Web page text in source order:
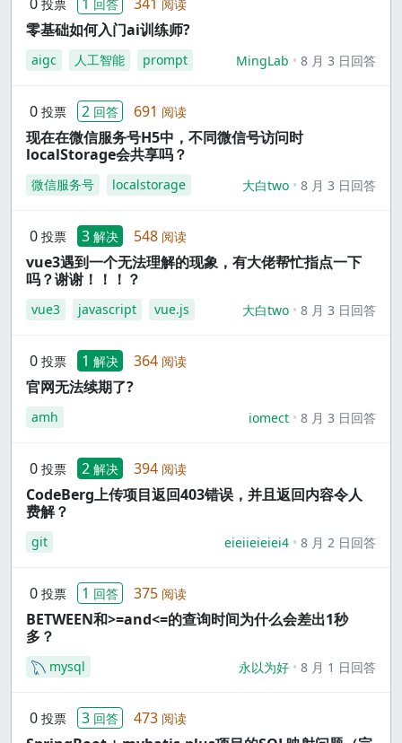
投票 回答 阅读
零基础如何入门ai训练师?
aigc 人工智能 prompt MingLab 8 月 3 日回答
0 投票 2 回答 691 阅读
现在在微信服务号H5中，不同微信号访问时
localStorage会共享吗？
微信服务号 localstorage 大白two 8 月 3 日回答
0 投票 3 解决 548 阅读
vue3遇到一个无法理解的现象，有大佬帮忙指点一下
吗？谢谢！！！？
vue3 javascript vue.js 大白two 8 月 3 日回答
0 投票 1 解决 364 阅读
官网无法续期了?
amh iomect 8 月 3 日回答
0 投票 2 解决 394 阅读
CodeBerg上传项目返回403错误，并且返回内容令人
费解？
git eieiieieiei4 8 月 2 日回答
0 投票 1 回答 375 阅读
BETWEEN和>=and<=的查询时间为什么会差出1秒
多？
mysql 永以为好 8 月 1 日回答
0 投票 3 回答 473 阅读